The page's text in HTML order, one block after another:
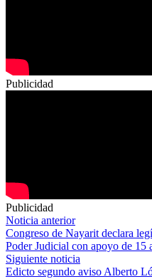
Publicidad
Publicidad
Navegación
de
entradas
Noticia anterior
Congreso de Nayarit declara
Poder Judicial con apoyo de 15
Siguiente noticia
Edicto segundo aviso Alberto